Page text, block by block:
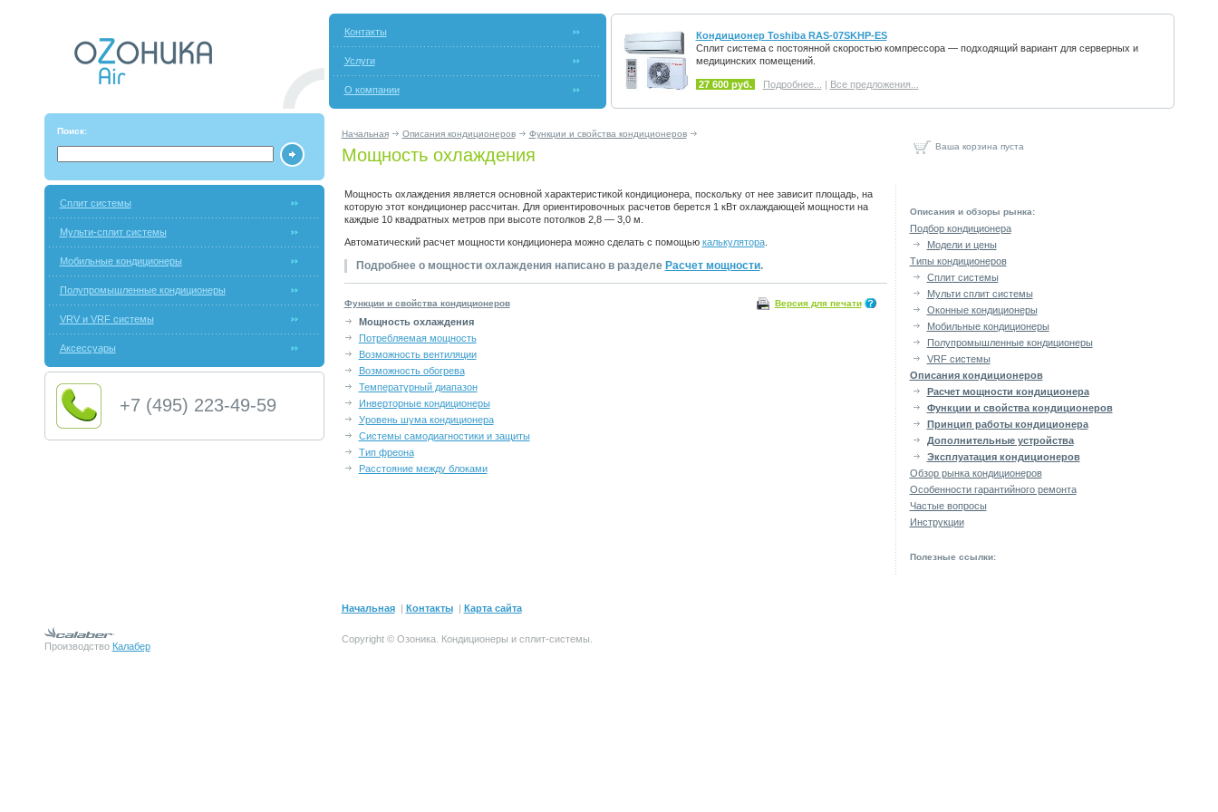
Контакты
Услуги
О компании
Кондиционер Toshiba RAS-07SKHP-ES
Сплит система с постоянной скоростью компрессора — подходящий вариант для серверных и
медицинских помещений.
27 600 руб. Подробнее... | Все предложения...
Поиск: Начальная Описания кондиционеров Функции и свойства кондиционеров
Мощность охлаждения Ваша корзина пуста
Сплит системы
Мульти-сплит системы
Мобильные кондиционеры
Полупромышленные кондиционеры
VRV и VRF системы
Аксессуары
+7 (495) 223-49-59
Мощность охлаждения является основной характеристикой кондиционера, поскольку от нее зависит площадь, на
которую этот кондиционер рассчитан. Для ориентировочных расчетов берется 1 кВт охлаждающей мощности на
каждые 10 квадратных метров при высоте потолков 2,8 — 3,0 м.
Автоматический расчет мощности кондиционера можно сделать с помощью калькулятора.
Подробнее о мощности охлаждения написано в разделе Расчет мощности.
Функции и свойства кондиционеров Версия для печати
Мощность охлаждения
Потребляемая мощность
Возможность вентиляции
Возможность обогрева
Температурный диапазон
Инверторные кондиционеры
Уровень шума кондиционера
Системы самодиагностики и защиты
Тип фреона
Расстояние между блоками
Описания и обзоры рынка:
Подбор кондиционера
Модели и цены
Типы кондиционеров
Сплит системы
Мульти сплит системы
Оконные кондиционеры
Мобильные кондиционеры
Полупромышленные кондиционеры
VRF системы
Описания кондиционеров
Расчет мощности кондиционера
Функции и свойства кондиционеров
Принцип работы кондиционера
Дополнительные устройства
Эксплуатация кондиционеров
Обзор рынка кондиционеров
Особенности гарантийного ремонта
Частые вопросы
Инструкции
Полезные ссылки:
Начальная| Контакты| Карта сайта
Производство Калабер
Copyright © Озоника. Кондиционеры и сплит-системы